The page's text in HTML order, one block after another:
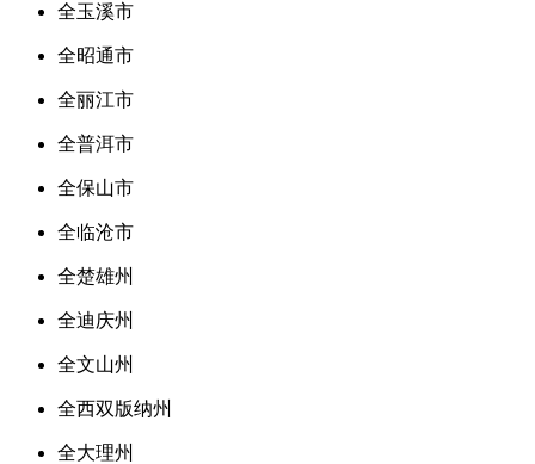
全玉溪市
全昭通市
全丽江市
全普洱市
全保山市
全临沧市
全楚雄州
全迪庆州
全文山州
全西双版纳州
全大理州